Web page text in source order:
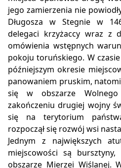
jego zamierzenia nie
Długosza w Stegnie w
delegaci krzyżaccy wraz z
omówienia wstępnych
pokoju toruńskiego. W
późniejszym okresie
panowaniem pruskim,
się w obszarze
zakończeniu drugiej wojny
się na terytorium
rozpoczął się rozwój wsi
Jednym z największych
miejscowości są
obszarze Mierzei Wiślanej.